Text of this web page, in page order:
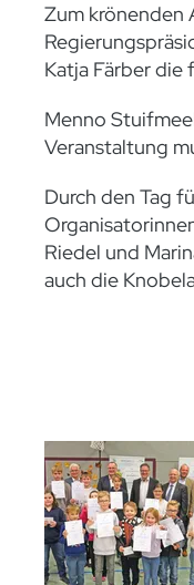
Zum krönenden
Katja Färber die
Menno
Veranstaltung
Durch den Tag
Riedel und
auch die